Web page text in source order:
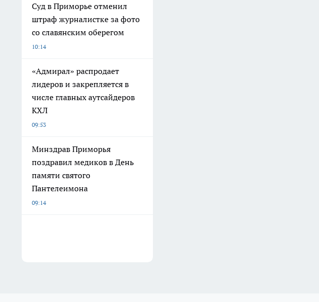
Суд в Приморье отменил
штраф журналистке за фото
со славянским оберегом
10:14
«Адмирал» распродает
лидеров и закрепляется в
числе главных аутсайдеров
КХЛ
09:53
Минздрав Приморья
поздравил медиков в День
памяти святого
Пантелеимона
09:14